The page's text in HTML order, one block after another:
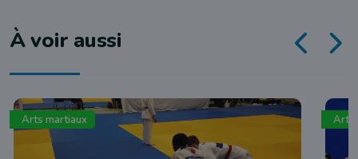
À voir aussi
Arts martiaux Arts